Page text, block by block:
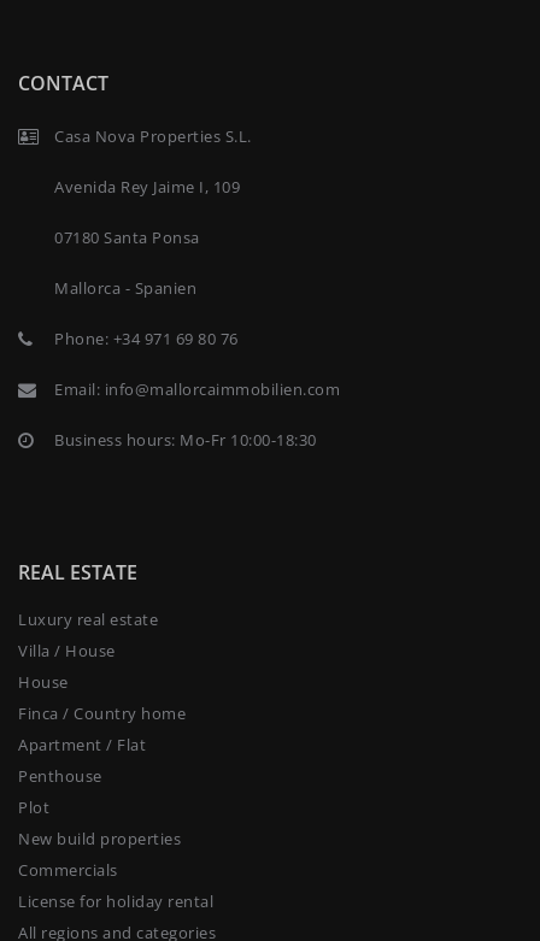
CONTACT
Casa Nova Properties S.L.
Avenida Rey Jaime I, 109
07180 Santa Ponsa
Mallorca - Spanien
Phone: +34 971 69 80 76
Email: info@mallorcaimmobilien.com
Business hours: Mo-Fr 10:00-18:30
REAL ESTATE
Luxury real estate
Villa / House
House
Finca / Country home
Apartment / Flat
Penthouse
Plot
New build properties
Commercials
License for holiday rental
All regions and categories